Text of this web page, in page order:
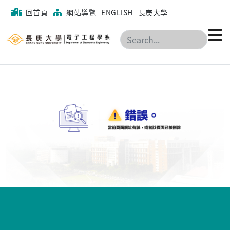
回首頁 網站導覽 ENGLISH 長庚大學
搜尋